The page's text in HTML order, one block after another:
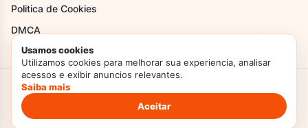
Politica de Cookies
DMCA
Criado com Amor
Politica de PrivacidadeTermos de Uso
Usamos cookies
Utilizamos cookies para melhorar sua experiencia, analisar
acessos e exibir anuncios relevantes.
Saiba mais
Aceitar